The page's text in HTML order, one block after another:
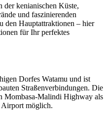
kenianischen Küste,
und faszinierenden
den Hauptattraktionen – hier
für Ihr perfektes
Dorfes Watamu und ist
Straßenverbindungen. Die
Mombasa-Malindi Highway als
möglich.